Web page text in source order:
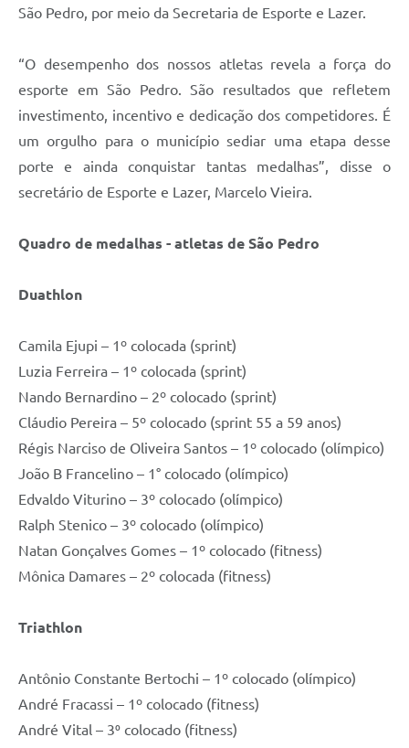
São Pedro, por meio da Secretaria de Esporte e Lazer.
“O desempenho dos nossos atletas revela a força do
esporte em São Pedro. São resultados que refletem
investimento, incentivo e dedicação dos competidores. É
um orgulho para o município sediar uma etapa desse
porte e ainda conquistar tantas medalhas”, disse o
secretário de Esporte e Lazer, Marcelo Vieira.
Quadro de medalhas - atletas de São Pedro
Duathlon
Camila Ejupi – 1º colocada (sprint)
Luzia Ferreira – 1º colocada (sprint)
Nando Bernardino – 2º colocado (sprint)
Cláudio Pereira – 5º colocado (sprint 55 a 59 anos)
Régis Narciso de Oliveira Santos – 1º colocado (olímpico)
João B Francelino – 1° colocado (olímpico)
Edvaldo Viturino – 3º colocado (olímpico)
Ralph Stenico – 3º colocado (olímpico)
⁠⁠Natan Gonçalves Gomes – 1º colocado (fitness)
Mônica Damares – 2º colocada (fitness)
Triathlon
Antônio Constante Bertochi – 1º colocado (olímpico)
André Fracassi – 1º colocado (fitness)
André Vital – 3⁰ colocado (fitness)